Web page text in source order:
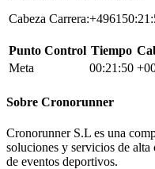
Cabeza
Punto Control Tiempo
Meta
00:21:50
Sobre Cronorunner
Cronorunner S.L es una
soluciones y servicios de
de eventos deportivos.